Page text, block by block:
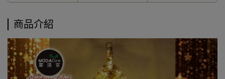
商品介紹